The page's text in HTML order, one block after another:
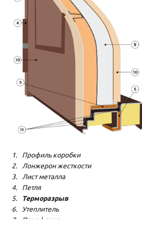
Профиль коробки
Лонжерон жесткости
Лист металла
Петля
Терморазрыв
Утеплитель
Пенофлекс